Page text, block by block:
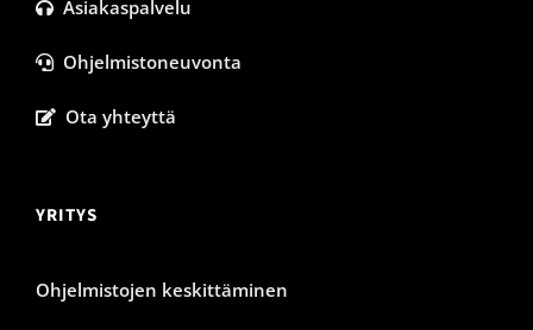
Asiakaspalvelu
Ohjelmistoneuvonta
Ota yhteyttä
YRITYS
Ohjelmistojen keskittäminen